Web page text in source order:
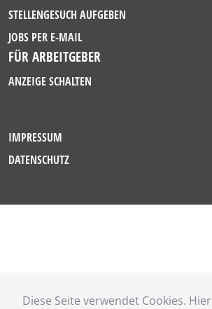
Diese Seite verwendet Cookies. Hier
STELLENGESUCH AUFGEBEN
JOBS PER E-MAIL
FÜR ARBEITGEBER
ANZEIGE SCHALTEN
IMPRESSUM
DATENSCHUTZ